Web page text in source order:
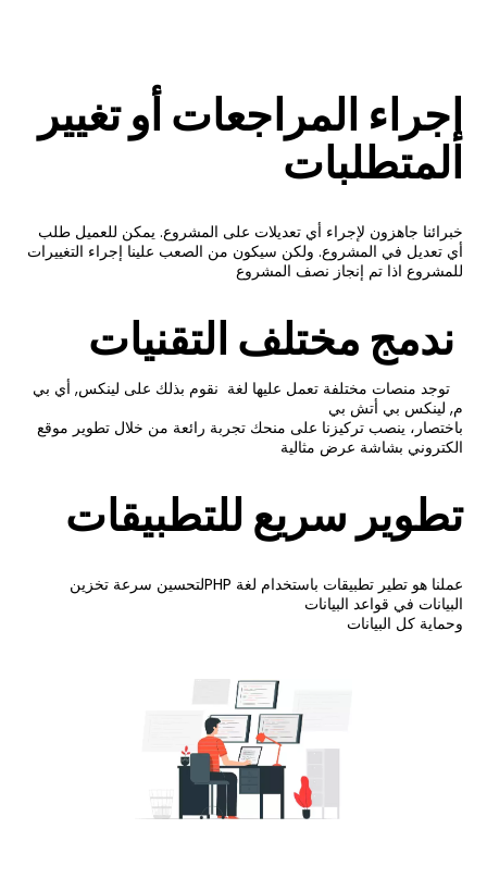
إجراء المراجعات أو تغيير
المتطلبات
خبرائنا جاهزون لإجراء أي تعديلات على المشروع. يمكن للعميل طلب
أي تعديل في المشروع. ولكن سيكون من الصعب علينا إجراء التغييرات
للمشروع اذا تم إنجاز نصف المشروع
ندمج مختلف التقنيات
توجد منصات مختلفة تعمل عليها لغة نقوم بذلك على لينكس, أي بي
م, لينكس بي أتش بي
باختصار، ينصب تركيزنا على منحك تجربة رائعة من خلال تطوير موقع
الكتروني بشاشة عرض مثالية
تطوير سريع للتطبيقات
عملنا هو تطير تطبيقات باستخدام لغة PHPلتحسين سرعة تخزين
البيانات في قواعد البيانات
وحماية كل البيانات